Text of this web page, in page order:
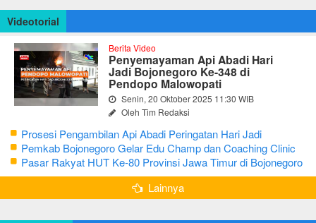
Videotorial
Berita Video
Penyemayaman Api Abadi Hari
Jadi Bojonegoro Ke-348 di
Pendopo Malowopati
Senin, 20 Oktober 2025 11:30 WIB
Oleh Tim Redaksi
Prosesi Pengambilan Api Abadi Peringatan Hari Jadi
Bojonegoro Ke-348
Pemkab Bojonegoro Gelar Edu Champ dan Coaching Clinic
Seni Reog dan Jaranan
Pasar Rakyat HUT Ke-80 Provinsi Jawa Timur di Bojonegoro
Lainnya